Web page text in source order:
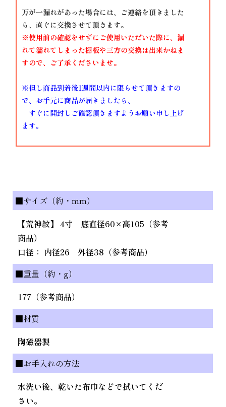
万が一漏れがあった場合には、ご連絡を頂きました
ら、直ぐに交換させて頂きます。
※使用前の確認をせずにご使用いただいた際に、漏
れて濡れてしまった棚板や三方の交換は出来かねま
すので、ご了承くださいませ。
※但し商品到着後1週間以内に限らせて頂きますの
で、お手元に商品が届きましたら、
すぐに開封しご確認頂きますようお願い申し上げ
ます。
■サイズ（約・mm）
【荒神紋】 4寸 底直径60×高105（参考
商品）
口径： 内径26 外径38（参考商品）
■重量（約・g）
177（参考商品）
■材質
陶磁器製
■お手入れの方法
水洗い後、乾いた布巾などで拭いてくだ
さい。